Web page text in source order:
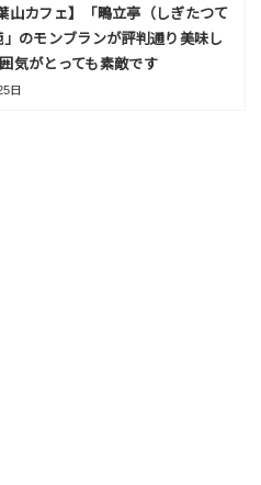
葉山カフェ】「鴫立亭（しぎたつて
」のモンブランが評判通り美味し
気がとっても素敵です
日